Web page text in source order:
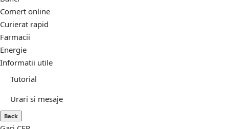
Comert online
Curierat rapid
Farmacii
Energie
Informatii utile
Tutorial
Urari si mesaje
Back